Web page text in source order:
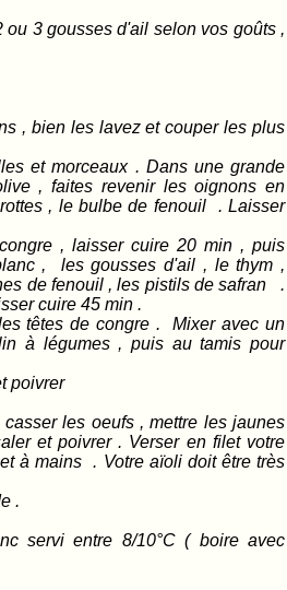
d'ail selon vos goûts ,
, bien les lavez et couper les plus
et morceaux . Dans une grande
, faites revenir les oignons en
, le bulbe de fenouil . Laisser
, laisser cuire 20 min , puis
, les gousses d'ail , le thym ,
de fenouil , les pistils de safran .
cuire 45 min .
têtes de congre . Mixer avec un
à légumes , puis au tamis pour
poivrer
oeufs , mettre les jaunes
et poivrer . Verser en filet votre
à mains . Votre aïoli doit être très
.
servi entre 8/10°C ( boire avec